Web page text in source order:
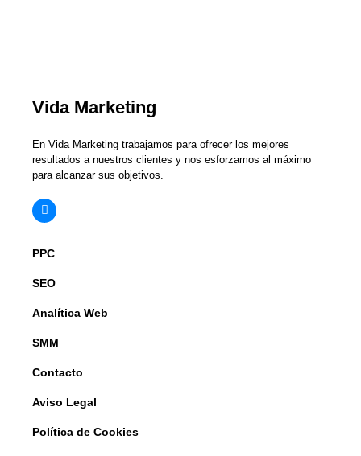
Vida Marketing
En Vida Marketing trabajamos para ofrecer los mejores
resultados a nuestros clientes y nos esforzamos al máximo
para alcanzar sus objetivos.
PPC
SEO
Analítica Web
SMM
Contacto
Aviso Legal
Política de Cookies